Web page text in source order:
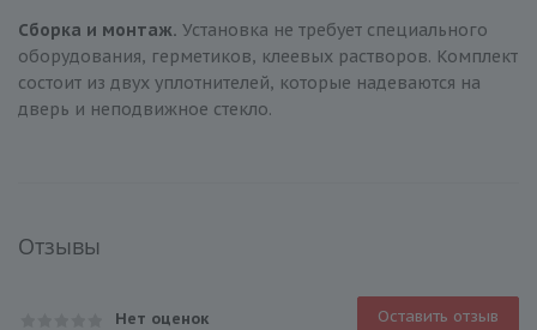
Сборка и монтаж. Установка не требует специального
оборудования, герметиков, клеевых растворов. Комплект
состоит из двух уплотнителей, которые надеваются на
дверь и неподвижное стекло.
Отзывы
Нет оценок Оставить отзыв